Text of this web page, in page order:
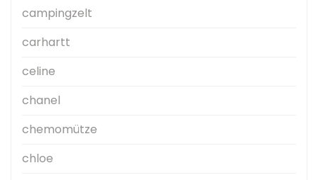
campingzelt
carhartt
celine
chanel
chemomütze
chloe